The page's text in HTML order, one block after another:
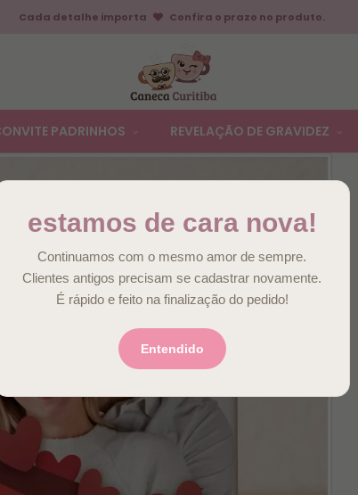
Cada detalhe importa Confira o prazo no produto.
PADRINHOS REVELAÇÃO DE GRAVIDEZ
estamos de cara nova!
Continuamos com o mesmo amor de sempre.
Clientes antigos precisam se cadastrar novamente.
É rápido e feito na finalização do pedido!
Entendido